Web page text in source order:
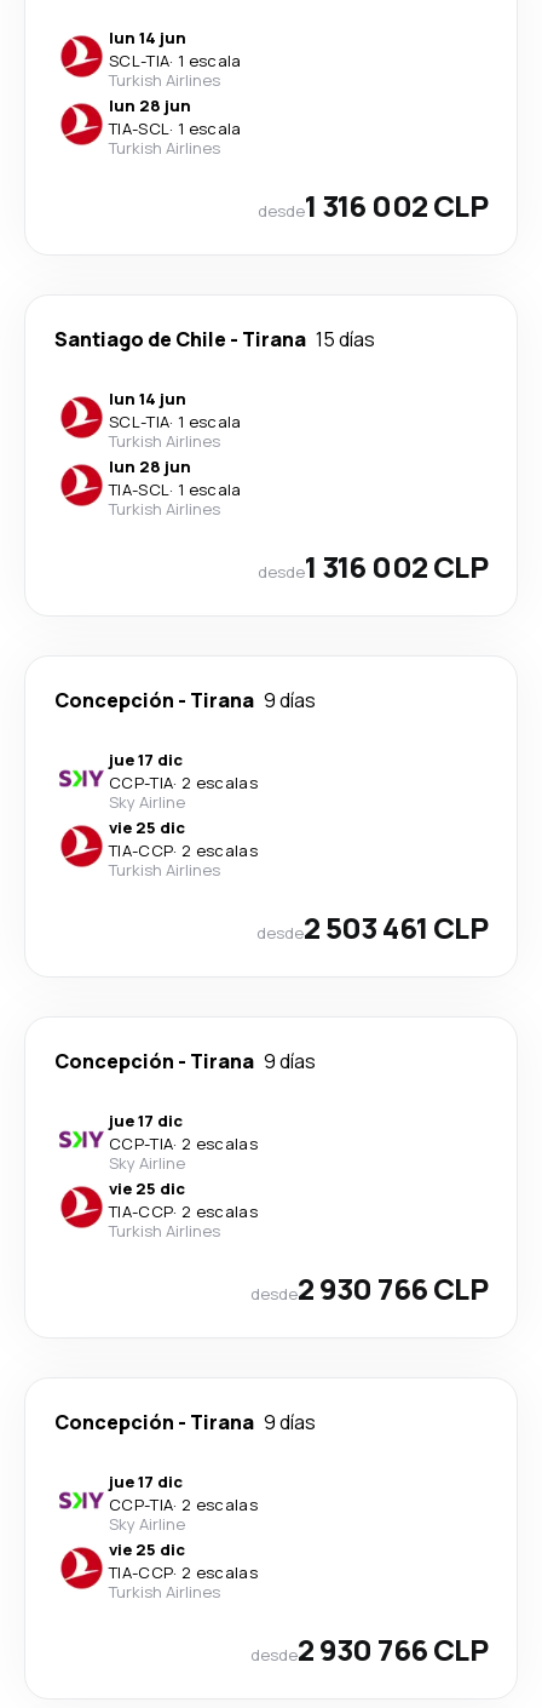
lun 14 jun
SCL-TIA· 1 escala
Turkish Airlines
lun 28 jun
TIA-SCL· 1 escala
Turkish Airlines
desde1 316 002 CLP
Santiago de Chile - Tirana 15 días
lun 14 jun
SCL-TIA· 1 escala
Turkish Airlines
lun 28 jun
TIA-SCL· 1 escala
Turkish Airlines
desde1 316 002 CLP
Concepción - Tirana 9 días
jue 17 dic
CCP-TIA· 2 escalas
Sky Airline
vie 25 dic
TIA-CCP· 2 escalas
Turkish Airlines
desde2 503 461 CLP
Concepción - Tirana 9 días
jue 17 dic
CCP-TIA· 2 escalas
Sky Airline
vie 25 dic
TIA-CCP· 2 escalas
Turkish Airlines
desde2 930 766 CLP
Concepción - Tirana 9 días
jue 17 dic
CCP-TIA· 2 escalas
Sky Airline
vie 25 dic
TIA-CCP· 2 escalas
Turkish Airlines
desde2 930 766 CLP